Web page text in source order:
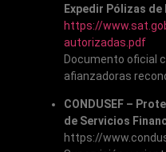
Expedir Pólizas de
https://
autorizadas.pdf
Documento oficial
afianzadoras
CONDUSEF –
de Servicios
https://